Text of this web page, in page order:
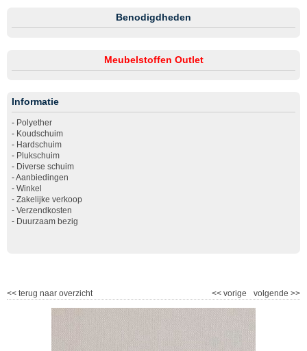
Benodigdheden
Meubelstoffen Outlet
Informatie
- Polyether
- Koudschuim
- Hardschuim
- Plukschuim
- Diverse schuim
-Aanbiedingen
- Winkel
- Zakelijke verkoop
- Verzendkosten
- Duurzaam bezig
<< terug naar overzicht volgende >>
<< vorige